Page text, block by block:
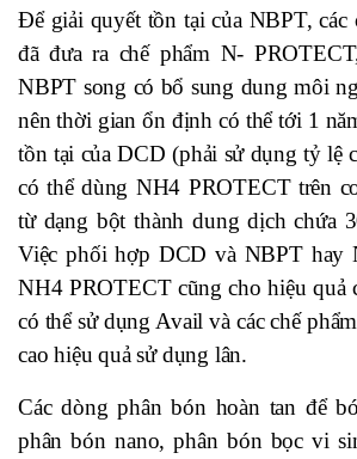
Để giải quyết tồn tại của NBPT, các
đã đưa ra chế phẩm N-
NBPT song có bổ sung dung môi
nên thời gian ổn định có thể tới 1
tồn tại của DCD (phải sử dụng tỷ lệ
có thể dùng NH4 PROTECT trên
từ dạng bột thành dung dịch chứa
Việc phối hợp DCD và NBPT hay
NH4 PROTECT cũng cho hiệu quả
có thể sử dụng Avail và các chế
cao hiệu quả sử dụng lân.
Các dòng phân bón hoàn tan để
phân bón nano, phân bón bọc vi